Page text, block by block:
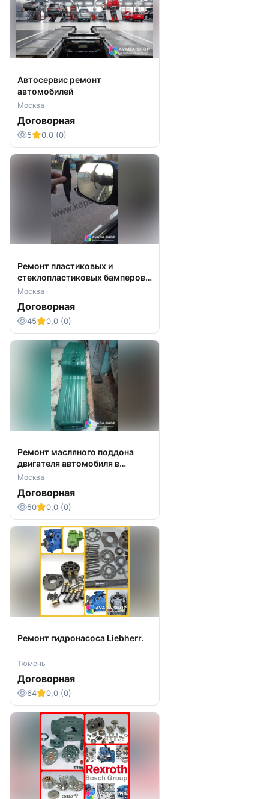
Автосервис ремонт
автомобилей
Москва
Договорная
5 0,0 (0)
Ремонт пластиковых и
стеклопластиковых бамперов
автомобилей, грузовиков
Москва
Договорная
45 0,0 (0)
Ремонт масляного поддона
двигателя автомобиля в
Москве
Москва
Договорная
50 0,0 (0)
Ремонт гидронасоса Liebherr.
Тюмень
Договорная
64 0,0 (0)